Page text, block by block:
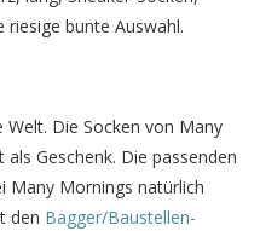
riesige bunte Auswahl.
Die Socken von Many
Geschenk. Die passenden
Many Mornings natürlich
den Bagger/Baustellen-